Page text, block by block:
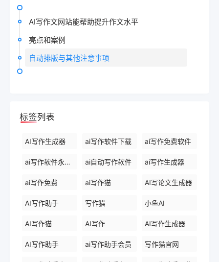
AI写作文网站能帮助提升作文水平
亮点和案例
自动排版与其他注意事项
标签列表
AI写作生成器 ai写作软件下载 ai写作免费软件
ai写作软件永久免费版 ai自动写作软件 ai写作生成器
ai写作免费 ai写作猫 AI写论文生成器
AI写作助手 写作猫 小鱼AI
AI写作猫 AI写作 AI写作生成器
AI写作助手 ai写作助手会员 写作猫官网